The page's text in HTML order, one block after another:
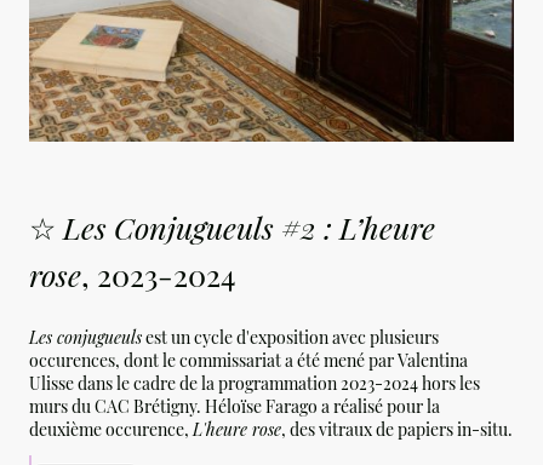
☆ Les Conjugueuls #2 : L’heure
rose, 2023-2024
Les conjugueulsest un cycle d'exposition avec plusieurs
occurences, dont le commissariat a été mené par Valentina
Ulisse dans le cadre de la programmation 2023-2024 hors les
murs du CAC Brétigny. Héloïse Farago a réalisé pour la
deuxième occurence,L'heure rose, des vitraux de papiers in-situ.